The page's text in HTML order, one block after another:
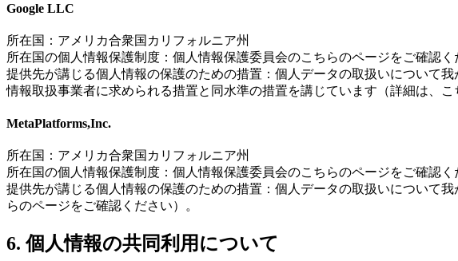
Google LLC
所在国：アメリカ合衆国カリフォルニア州
所在国の個人情報保護制度：個人情報保護委員会のこちらのページをご確認く
提供先が講じる個人情報の保護のための措置：個人データの取扱いについて我
情報取扱事業者に求められる措置と同水準の措置を講じています（詳細は、こ
MetaPlatforms,Inc.
所在国：アメリカ合衆国カリフォルニア州
所在国の個人情報保護制度：個人情報保護委員会のこちらのページをご確認く
提供先が講じる個人情報の保護のための措置：個人データの取扱いについて
らのページをご確認ください）。
6. 個人情報の共同利用について